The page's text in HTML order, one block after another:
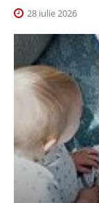
28 iulie 2026